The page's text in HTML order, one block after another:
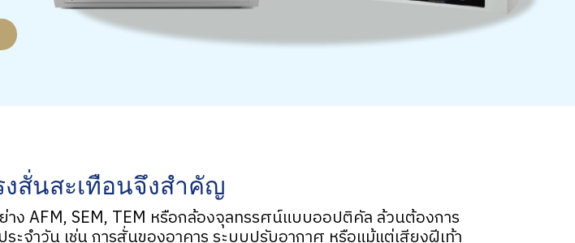
สั่นสะเทือนจึงสำคัญ
ง AFM, SEM, TEM หรือกล้องจุลทรรศน์แบบออปติคัล ล้วนต้องการ
จำวัน เช่น การสั่นของอาคาร ระบบปรับอากาศ หรือแม้แต่เสียงฝีเท้า